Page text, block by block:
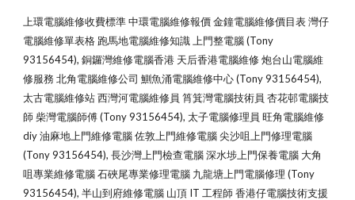
上環電腦維修收費標準 中環電腦維修報價 金鐘電腦維修價目表 灣仔
電腦維修單表格 跑馬地電腦維修知識 上門整電腦 (Tony
93156454), 銅鑼灣維修電腦香港 天后香港電腦維修 炮台山電腦維
修服務 北角電腦維修公司 鰂魚涌電腦維修中心 (Tony 93156454),
太古電腦維修站 西灣河電腦維修員 筲箕灣電腦技術員 杏花邨電腦技
師 柴灣電腦師傅 (Tony 93156454), 太子電腦修理員 旺角電腦維修
diy 油麻地上門維修電腦 佐敦上門維修電腦 尖沙咀上門修理電腦
(Tony 93156454), 長沙灣上門檢查電腦 深水埗上門保養電腦 大角
咀專業維修電腦 石硤尾專業修理電腦 九龍塘上門電腦修理 (Tony
93156454), 半山到府維修電腦 山頂 IT 工程師 香港仔電腦技術支援